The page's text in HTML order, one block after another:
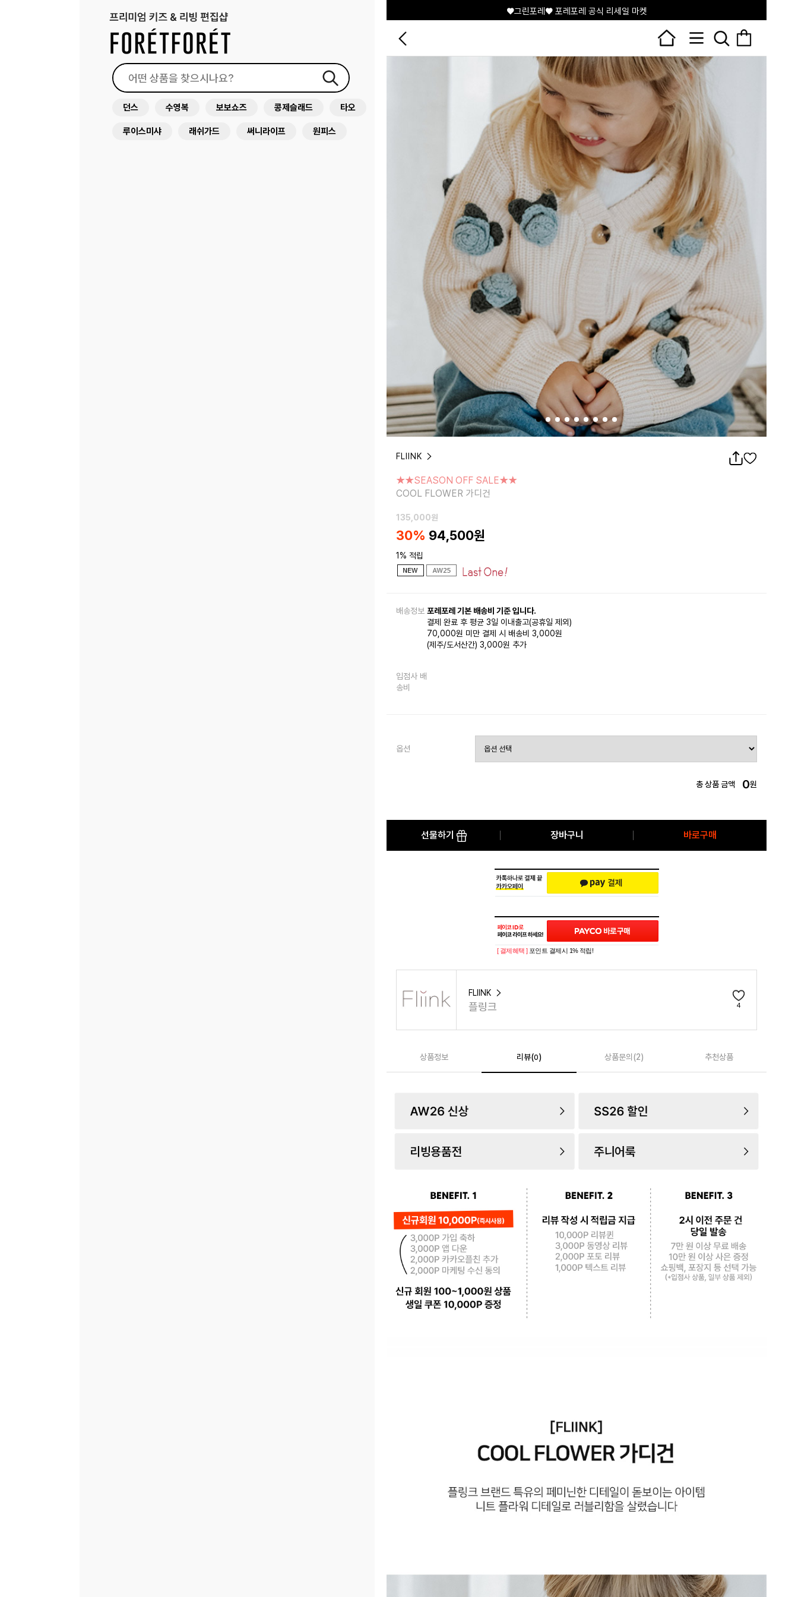
♥그린포레♥ 포레포레 공식 리세일 마켓
FLIINK
COOL FLOWER 가디건
★★SEASON OFF SALE★★
COOL FLOWER 가디건
135,000원
30% 94,500원
1% 적립
배송정보 포레포레 기본 배송비 기준 입니다.
결제 완료 후 평균 3일 이내출고(공휴일 제외)
70,000원 미만 결제 시 배송비 3,000원
(제주/도서산간) 3,000원 추가
입점사 배
송비
옵션
총 상품 금액 0원
선물하기 장바구니 바로구매
페이코 ID로 페
PAYCO 바로구매
[ 결제혜택 ] 포인트 결제시 1% 적립!
FLIINK
플링크 4
상품정보 리뷰(0) 상품문의(2) 추천상품
던스 수영복 보보쇼즈 콩제슬래드 타오
루이스미샤 래쉬가드 써니라이프 원피스